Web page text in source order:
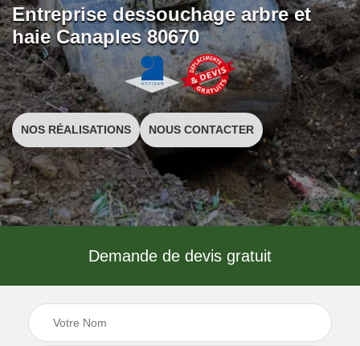
Entreprise dessouchage arbre et
haie Canaples 80670
NOS RÉALISATIONS NOUS CONTACTER
Demande de devis gratuit